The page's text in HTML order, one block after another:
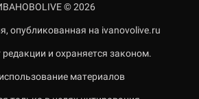
© 2026
опубликованная на ivanovolive.ru
и охраняется законом.
материалов